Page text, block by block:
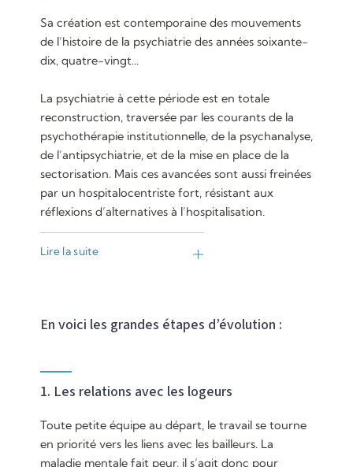
Sa création est contemporaine des mouvements
de l’histoire de la psychiatrie des années soixante-
dix, quatre-vingt...
La psychiatrie à cette période est en totale
reconstruction, traversée par les courants de la
psychothérapie institutionnelle, de la psychanalyse,
de l’antipsychiatrie, et de la mise en place de la
sectorisation. Mais ces avancées sont aussi freinées
par un hospitalocentriste fort, résistant aux
réflexions d’alternatives à l’hospitalisation.
Lire la suite
En voici les grandes étapes d’évolution :
1. Les relations avec les logeurs
Toute petite équipe au départ, le travail se tourne
en priorité vers les liens avec les bailleurs. La
maladie mentale fait peur, il s’agit donc pour